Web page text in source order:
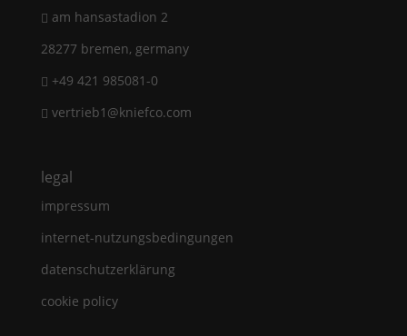
am hansastadion 2
28277 bremen, germany
+49 421 985081-0
vertrieb1@kniefco.com
legal
impressum
internet-nutzungsbedingungen
datenschutzerklärung
cookie policy